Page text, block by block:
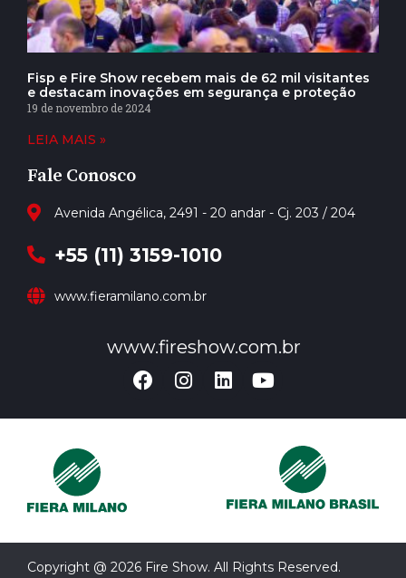
Fisp e Fire Show recebem mais de 62 mil visitantes
e destacam inovações em segurança e proteção
19 de novembro de 2024
LEIA MAIS »
Fale Conosco
Avenida Angélica, 2491 - 20 andar - Cj. 203 / 204
+55 (11) 3159-1010
www.fieramilano.com.br
www.fireshow.com.br
Copyright @ 2026 Fire Show. All Rights Reserved.